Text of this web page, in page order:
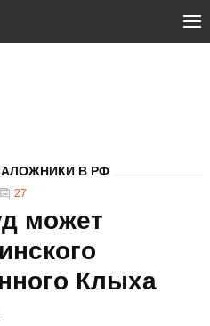
В РФ
27
может
Клыха